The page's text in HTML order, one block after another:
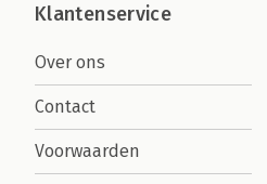
Klantenservice
Over ons
Contact
Voorwaarden